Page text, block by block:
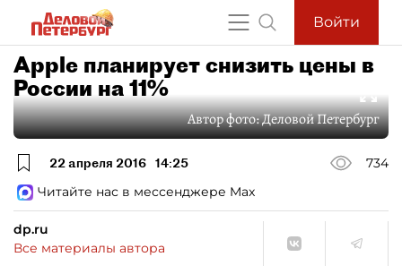
Войти
Apple планирует снизить цены в
России на 11%
Автор фото:Деловой Петербург
22 апреля 2016 14:25
734
Читайте нас в мессенджере Max
dp.ru
Все материалы автора